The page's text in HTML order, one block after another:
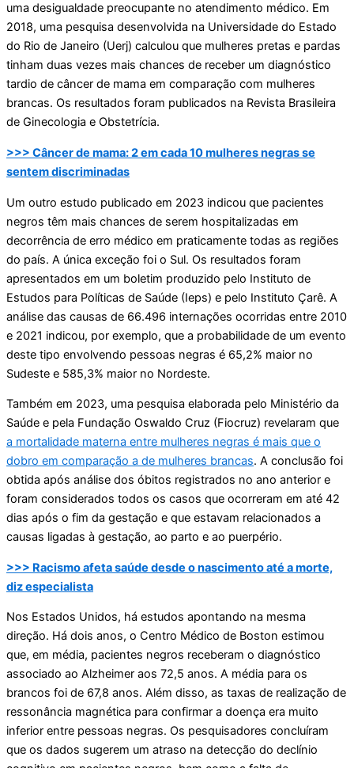
uma desigualdade preocupante no atendimento médico. Em
2018, uma pesquisa desenvolvida na Universidade do Estado
do Rio de Janeiro (Uerj) calculou que mulheres pretas e pardas
tinham duas vezes mais chances de receber um diagnóstico
tardio de câncer de mama em comparação com mulheres
brancas. Os resultados foram publicados na Revista Brasileira
de Ginecologia e Obstetrícia.
>>> Câncer de mama: 2 em cada 10 mulheres negras se
sentem discriminadas
Um outro estudo publicado em 2023 indicou que pacientes
negros têm mais chances de serem hospitalizadas em
decorrência de erro médico em praticamente todas as regiões
do país. A única exceção foi o Sul. Os resultados foram
apresentados em um boletim produzido pelo Instituto de
Estudos para Políticas de Saúde (Ieps) e pelo Instituto Çarê. A
análise das causas de 66.496 internações ocorridas entre 2010
e 2021 indicou, por exemplo, que a probabilidade de um evento
deste tipo envolvendo pessoas negras é 65,2% maior no
Sudeste e 585,3% maior no Nordeste.
Também em 2023, uma pesquisa elaborada pelo Ministério da
Saúde e pela Fundação Oswaldo Cruz (Fiocruz) revelaram que
a mortalidade materna entre mulheres negras é mais que o
dobro em comparação a de mulheres brancas. A conclusão foi
obtida após análise dos óbitos registrados no ano anterior e
foram considerados todos os casos que ocorreram em até 42
dias após o fim da gestação e que estavam relacionados a
causas ligadas à gestação, ao parto e ao puerpério.
>>> Racismo afeta saúde desde o nascimento até a morte,
diz especialista
Nos Estados Unidos, há estudos apontando na mesma
direção. Há dois anos, o Centro Médico de Boston estimou
que, em média, pacientes negros receberam o diagnóstico
associado ao Alzheimer aos 72,5 anos. A média para os
brancos foi de 67,8 anos. Além disso, as taxas de realização de
ressonância magnética para confirmar a doença era muito
inferior entre pessoas negras. Os pesquisadores concluíram
que os dados sugerem um atraso na detecção do declínio